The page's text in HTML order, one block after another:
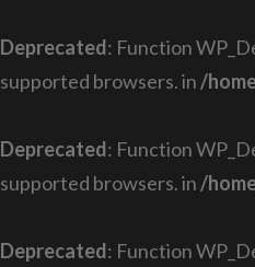
Deprecated: Function
supported browsers. in /
Deprecated: Function
supported browsers. in /
Deprecated: Function